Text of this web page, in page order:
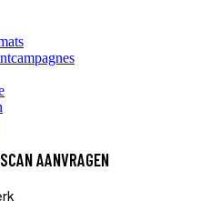
AANVRAGEN